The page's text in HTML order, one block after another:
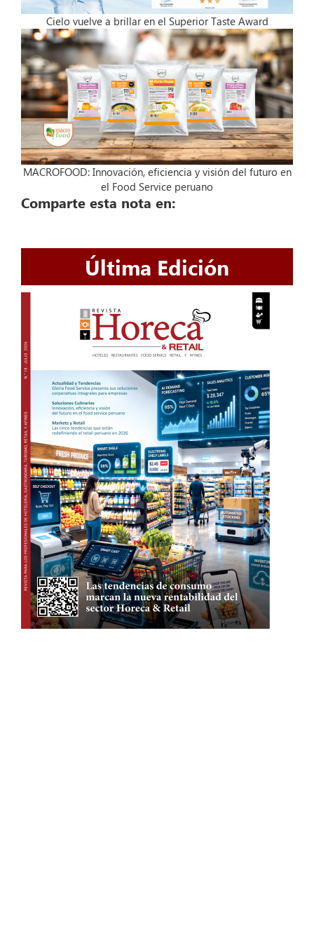
Cielo vuelve a brillar en el Superior Taste Award
MACROFOOD: Innovación, eficiencia y visión del futuro en
el Food Service peruano
Comparte esta nota en:
Última Edición